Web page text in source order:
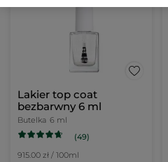
Lakier top coat
bezbarwny 6 ml
Butelka 6 ml
(49)
915.00 zł / 100ml